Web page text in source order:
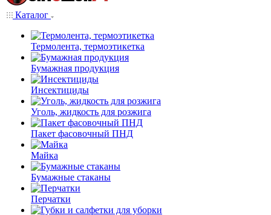
Каталог
Термолента, термоэтикетка
Бумажная продукция
Инсектициды
Уголь, жидкость для розжига
Пакет фасовочный ПНД
Майка
Бумажные стаканы
Перчатки